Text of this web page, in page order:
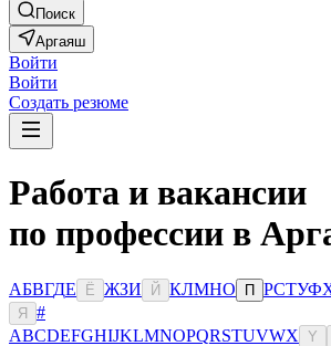
Поиск
Аргаяш
Войти
Войти
Создать резюме
Работа и вакансии
по профессии в
АБВГДЕ Ё ЖЗИ Й КЛМНО П РСТУФ
Я
#
ABCDEFGHIJKLMNOPQRSTUVWX Y